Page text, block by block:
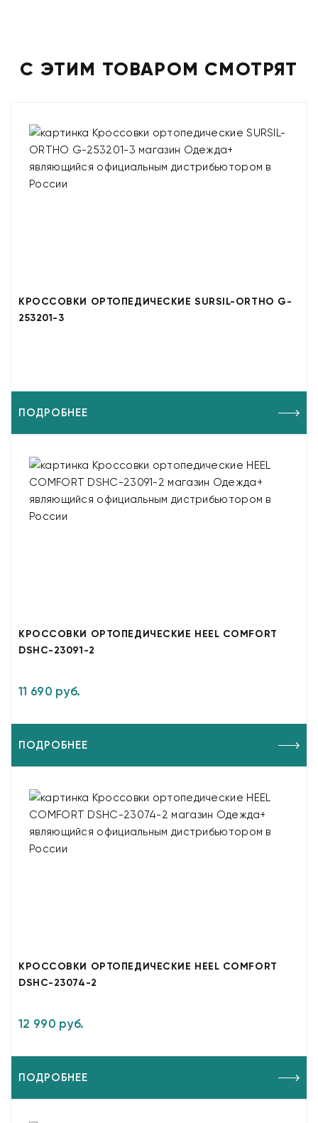
С ЭТИМ ТОВАРОМ СМОТРЯТ
КРОССОВКИ ОРТОПЕДИЧЕСКИЕ SURSIL-ORTHO G-
253201-3
ПОДРОБНЕЕ
КРОССОВКИ ОРТОПЕДИЧЕСКИЕ HEEL COMFORT
DSHC-23091-2
11 690 руб.
ПОДРОБНЕЕ
КРОССОВКИ ОРТОПЕДИЧЕСКИЕ HEEL COMFORT
DSHC-23074-2
12 990 руб.
ПОДРОБНЕЕ